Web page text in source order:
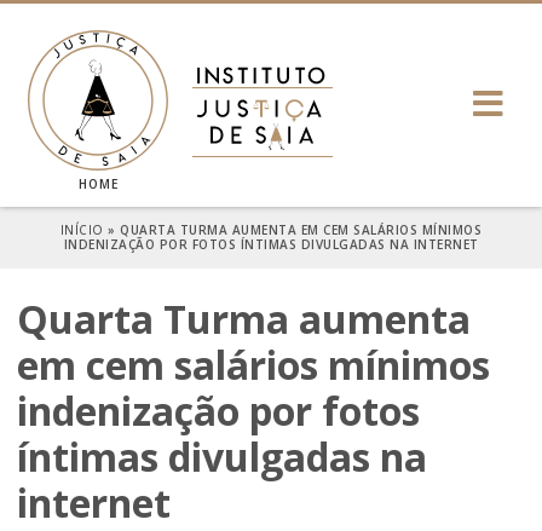
HOME
INÍCIO »QUARTA TURMA AUMENTA EM CEM SALÁRIOS MÍNIMOS
INDENIZAÇÃO POR FOTOS ÍNTIMAS DIVULGADAS NA INTERNET
Quarta Turma aumenta
em cem salários mínimos
indenização por fotos
íntimas divulgadas na
internet